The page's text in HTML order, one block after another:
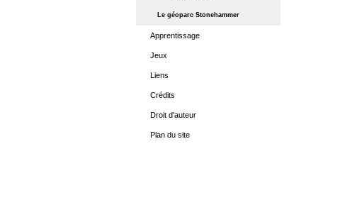
Le géoparc Stonehammer
Apprentissage
Jeux
Liens
Crédits
Droit d'auteur
Plan du site